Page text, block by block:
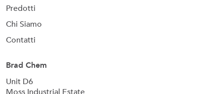
Predotti
Chi Siamo
Contatti
Brad Chem
Unit D6
Moss Industrial Estate